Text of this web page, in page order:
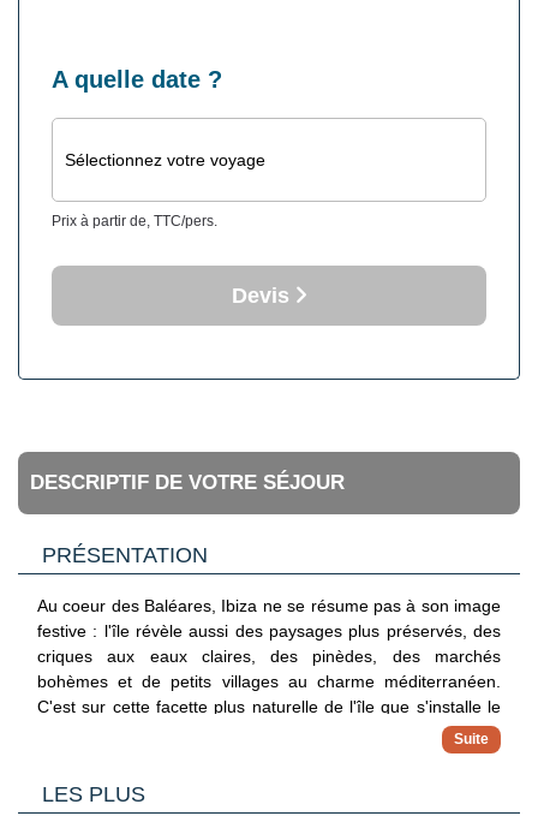
A quelle date ?
Sélectionnez votre voyage
Prix à partir de, TTC/pers.
Devis
DESCRIPTIF DE VOTRE SÉJOUR
PRÉSENTATION
Au coeur des Baléares, Ibiza ne se résume pas à son image
festive : l'île révèle aussi des paysages plus préservés, des
criques aux eaux claires, des pinèdes, des marchés
bohèmes et de petits villages au charme méditerranéen.
C'est sur cette facette plus naturelle de l'île que s'installe le
Framissima Invisa Cala Blanca 4*, dans la station d'Es
L'hôtel surplombe la plage d'Es Figueral, une plage de sable
LES PLUS